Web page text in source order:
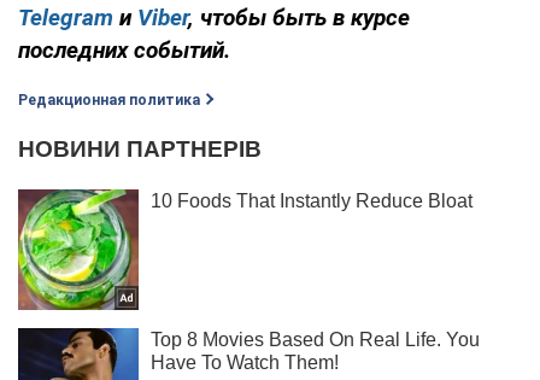
Telegram и Viber, чтобы быть в курсе
последних событий.
Редакционная политика